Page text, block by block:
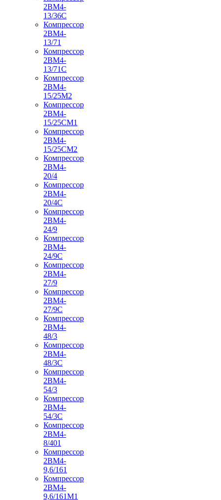
2ВМ4-
13/36С
Компрессор
2ВМ4-
13/71
Компрессор
2ВМ4-
13/71С
Компрессор
2ВМ4-
15/25М2
Компрессор
2ВМ4-
15/25СМ1
Компрессор
2ВМ4-
15/25СМ2
Компрессор
2ВМ4-
20/4
Компрессор
2ВМ4-
20/4С
Компрессор
2ВМ4-
24/9
Компрессор
2ВМ4-
24/9С
Компрессор
2ВМ4-
27/9
Компрессор
2ВМ4-
27/9С
Компрессор
2ВМ4-
48/3
Компрессор
2ВМ4-
48/3С
Компрессор
2ВМ4-
54/3
Компрессор
2ВМ4-
54/3С
Компрессор
2ВМ4-
8/401
Компрессор
2ВМ4-
9,6/161
Компрессор
2ВМ4-
9,6/161М1